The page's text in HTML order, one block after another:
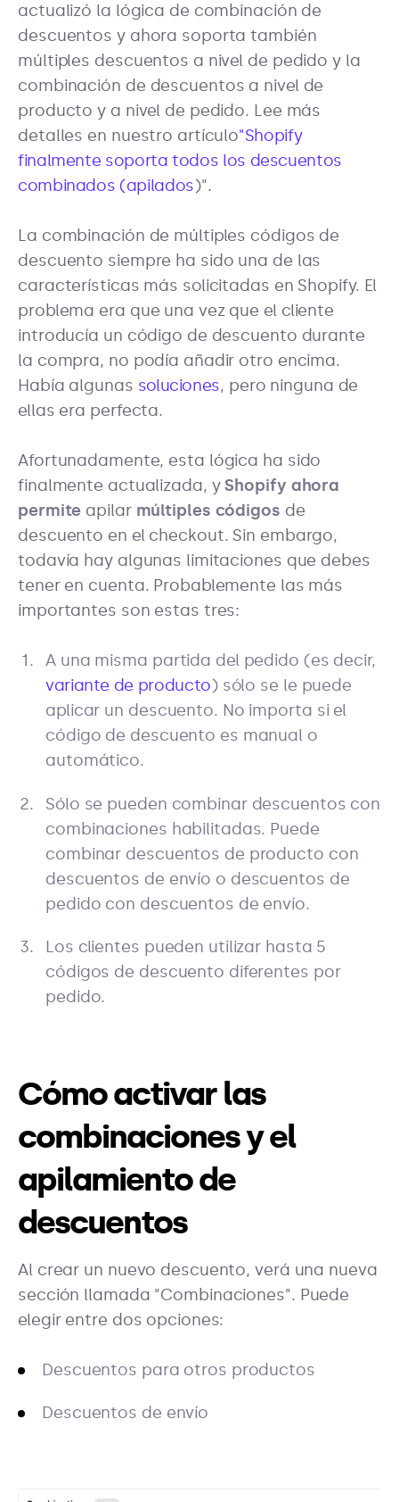
actualizó la lógica de combinación de
descuentos y ahora soporta también
múltiples descuentos a nivel de pedido y la
combinación de descuentos a nivel de
producto y a nivel de pedido. Lee más
detalles en nuestro artículo"Shopify
finalmente soporta todos los descuentos
combinados (apilados)".
La combinación de múltiples códigos de
descuento siempre ha sido una de las
características más solicitadas en Shopify. El
problema era que una vez que el cliente
introducía un código de descuento durante
la compra, no podía añadir otro encima.
Había algunas soluciones, pero ninguna de
ellas era perfecta.
Afortunadamente, esta lógica ha sido
finalmente actualizada, yShopify ahora
permite apilar múltiples códigos de
descuento en el checkout. Sin embargo,
todavía hay algunas limitaciones que debes
tener en cuenta. Probablemente las más
importantes son estas tres:
A una misma partida del pedido (es decir,
variante de producto) sólo se le puede
aplicar un descuento. No importa si el
código de descuento es manual o
automático.
Sólo se pueden combinar descuentos con
combinaciones habilitadas. Puede
combinar descuentos de producto con
descuentos de envío o descuentos de
pedido con descuentos de envío.
Los clientes pueden utilizar hasta 5
códigos de descuento diferentes por
pedido.
Cómo activar las
combinaciones y el
apilamiento de
descuentos
Al crear un nuevo descuento, verá una nueva
sección llamada "Combinaciones". Puede
elegir entre dos opciones:
Descuentos para otros productos
Descuentos de envío